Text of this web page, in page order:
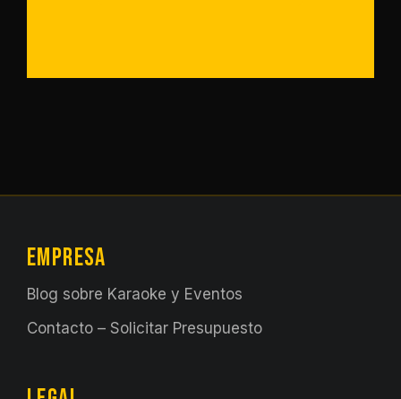
EMPRESA
Blog sobre Karaoke y Eventos
Contacto – Solicitar Presupuesto